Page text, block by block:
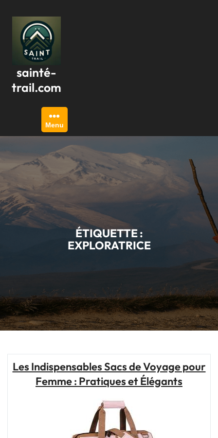
contenu
sainté-
trail.com
Menu
ÉTIQUETTE :
EXPLORATRICE
Les Indispensables Sacs de Voyage pour
Femme : Pratiques et Élégants